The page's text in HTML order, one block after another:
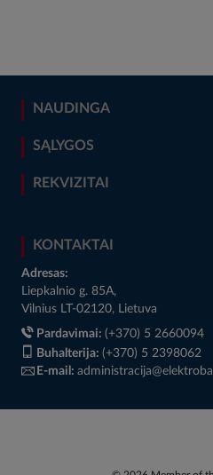
NAUDINGA
SĄLYGOS
REKVIZITAI
KONTAKTAI
Adresas:
Liepkalnio g. 85A,
Vilnius LT-02120, Lietuva
Pardavimai: (+370) 5 2660094
Buhalterija: (+370) 5 2398062
E-mail: